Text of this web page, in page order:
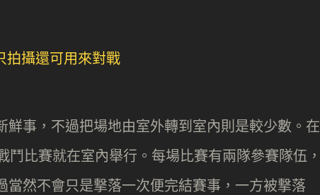
事，不過把場地由室外轉到室內則是較少數。在
比賽就在室內舉行。每場比賽有兩隊參賽隊伍，
當然不會只是撃落一次便完結賽事，一方被撃落